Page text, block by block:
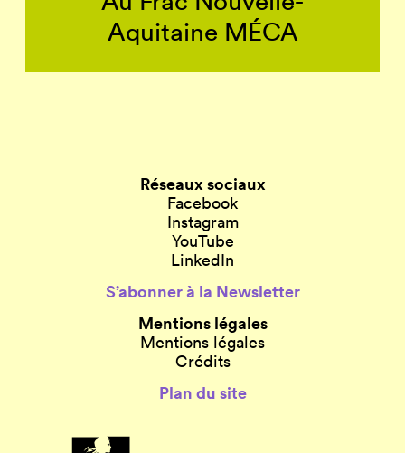
Aquitaine MÉCA
Réseaux sociaux
Facebook
Instagram
YouTube
LinkedIn
S’abonner à la Newsletter
Mentions légales
Mentions légales
Crédits
Plan du site